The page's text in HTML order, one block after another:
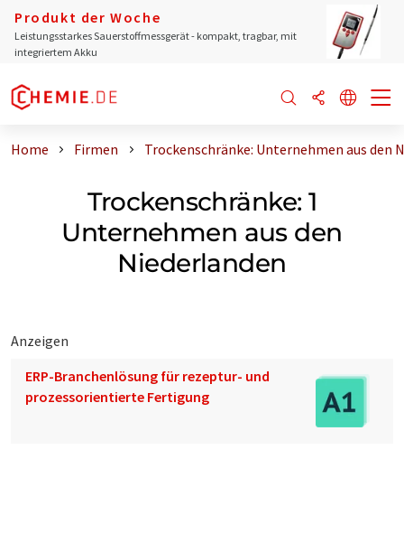
Produkt der Woche
Leistungsstarkes Sauerstoffmessgerät - kompakt, tragbar, mit
integriertem Akku
Home Firmen Trockenschränke: Unternehmen aus den
Trockenschränke: 1
Unternehmen aus den
Niederlanden
Anzeigen
ERP-Branchenlösung für rezeptur- und
prozessorientierte Fertigung